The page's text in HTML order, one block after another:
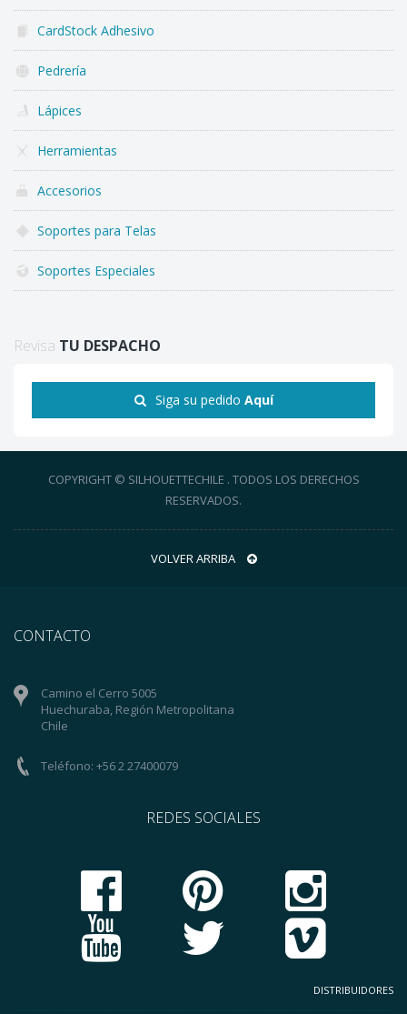
CardStock Adhesivo
Pedrería
Lápices
Herramientas
Accesorios
Soportes para Telas
Soportes Especiales
Revisa TU DESPACHO
Siga su pedido Aquí
COPYRIGHT © SILHOUETTECHILE . TODOS LOS DERECHOS
RESERVADOS.
VOLVER ARRIBA
CONTACTO
Camino el Cerro 5005
Huechuraba, Región Metropolitana
Chile
Teléfono: +56 2 27400079
REDES SOCIALES
DISTRIBUIDORES